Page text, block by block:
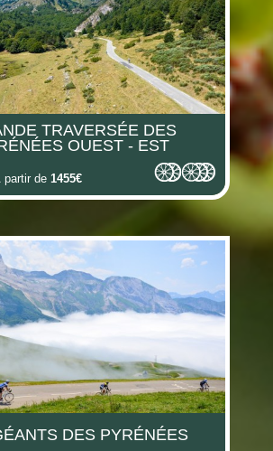
(i) (i)
(i)
TRAVERSÉE DES
OUEST - EST
partir de 1455€
DES PYRÉNÉES